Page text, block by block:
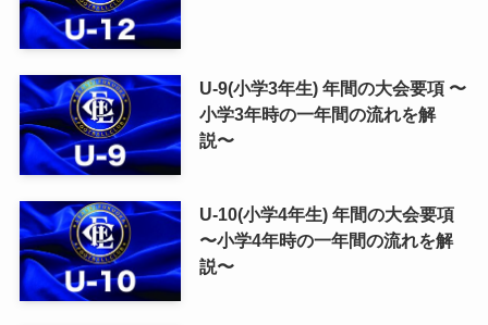
U-9(小学3年生) 年間の大会要項 〜
小学3年時の一年間の流れを解
説〜
U-10(小学4年生) 年間の大会要項
〜小学4年時の一年間の流れを解
説〜